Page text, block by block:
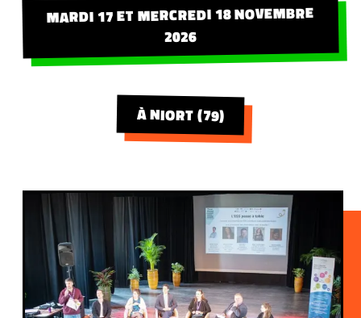
MARDI 17 ET MERCREDI 18 NOVEMBRE
2026
À NIORT (79)